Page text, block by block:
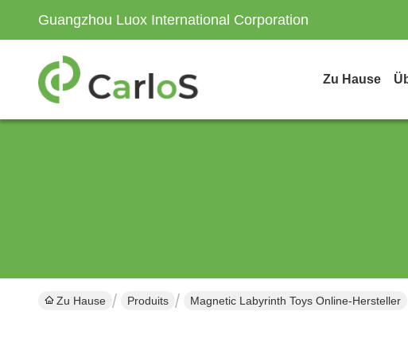
Guangzhou Luox International Corporation
Zu Hause
Zu Hause Produits Magnetic Labyrinth Toys Online-Hersteller